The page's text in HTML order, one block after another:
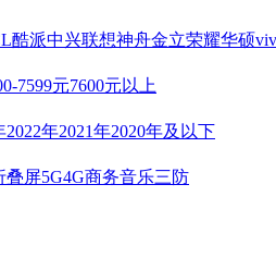
酷派中兴联想神舟金立荣耀华硕
7599元7600元以上
2022年2021年2020年及以下
叠屏5G4G商务音乐三防